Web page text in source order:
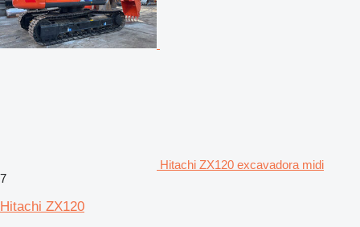
Hitachi ZX120 excavadora midi
7
Hitachi ZX120